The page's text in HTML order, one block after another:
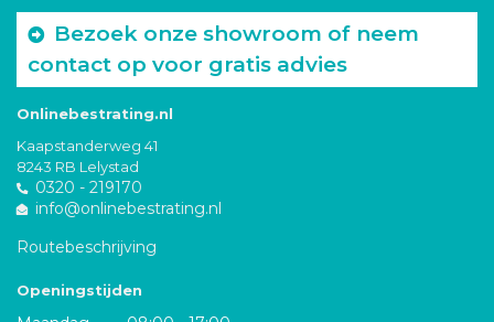
Bezoek onze showroom of neem
contact op voor gratis advies
Onlinebestrating.nl
Kaapstanderweg 41
8243 RB Lelystad
0320 - 219170
info@onlinebestrating.nl
Routebeschrijving
Openingstijden